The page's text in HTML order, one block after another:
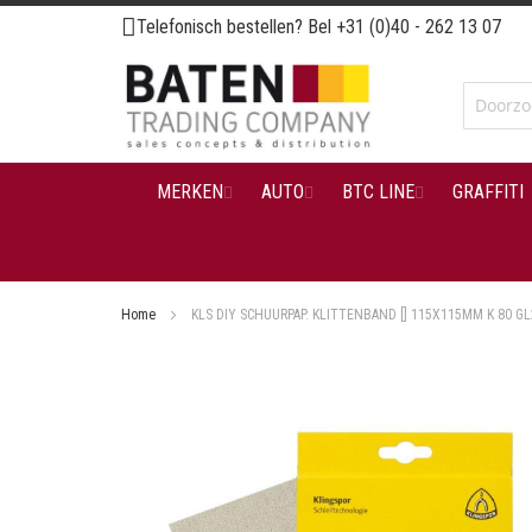
Ga
naar
de
inhoud
Telefonisch bestellen? Bel +31 (0)40 - 262 13 07
MERKEN AUTO BTC LINE GRAFFITI
Home KLS DIY SCHUURPAP. KLITTENBAND [] 115X115MM K 80
afbeeldingen-